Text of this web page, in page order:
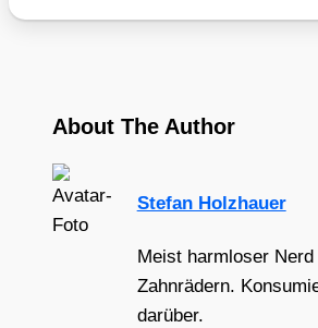
About The Author
Stefan Holzhauer
Meist harmloser
Zahnrädern.
darüber.